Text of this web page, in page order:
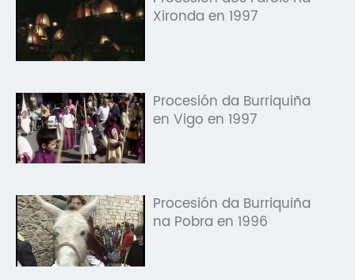
Xironda en 1997
Procesión da Burriquiña
en Vigo en 1997
Procesión da Burriquiña
na Pobra en 1996